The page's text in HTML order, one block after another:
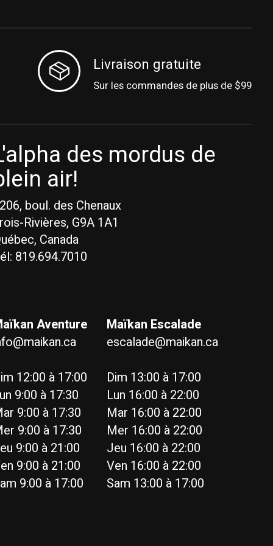
Livraison gratuite
Sur les commandes de plus de $99
des mordus de
air!
boul. des Chenaux
Rivières, G9A 1A1
Canada
819.694.7010
Aventure
12:00 à 17:00
9:00 à 17:30
9:00 à 17:30
9:00 à 17:30
9:00 à 21:00
9:00 à 21:00
9:00 à 17:00
Maïkan Escalade
escalade@maikan.ca
Dim 13:00 à 17:00
Lun 16:00 à 22:00
Mar 16:00 à 22:00
Mer 16:00 à 22:00
Jeu 16:00 à 22:00
Ven 16:00 à 22:00
Sam 13:00 à 17:00